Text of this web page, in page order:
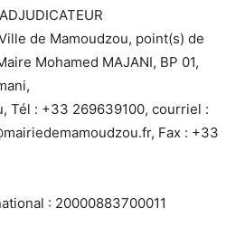
de Mamoudzou, point(s) de
Mohamed MAJANI, BP 01,
Tél : +33 269639100, courriel :
Fax : +33
: 20000883700011